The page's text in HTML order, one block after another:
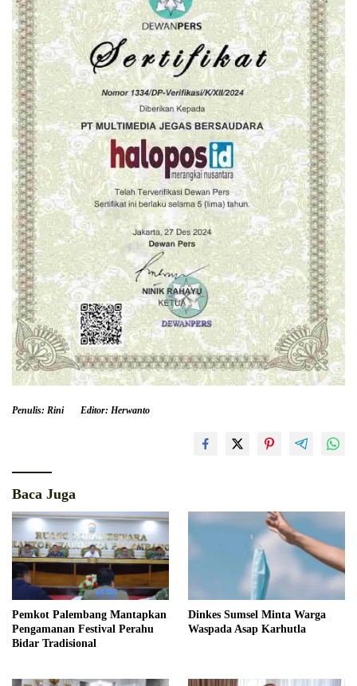
Penulis: Rini Editor: Herwanto
Baca Juga
Pemkot Palembang Mantapkan
Pengamanan Festival Perahu
Bidar Tradisional
Dinkes Sumsel Minta Warga
Waspada Asap Karhutla